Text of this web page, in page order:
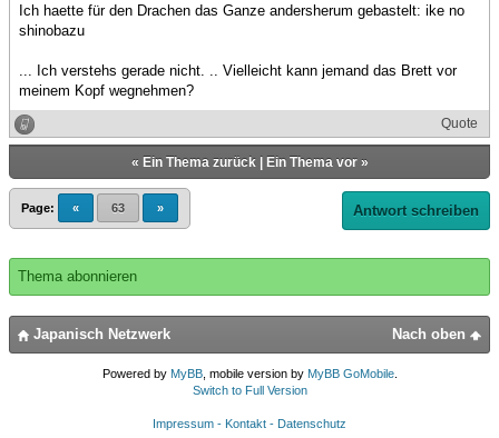
Ich haette für den Drachen das Ganze andersherum gebastelt: ike no
shinobazu
... Ich verstehs gerade nicht. .. Vielleicht kann jemand das Brett vor
meinem Kopf wegnehmen?
Quote
« Ein Thema zurück| Ein Thema vor»
Page: « 63 » Antwort schreiben
Thema abonnieren
Nach oben
Japanisch Netzwerk
Powered by MyBB, mobile version by MyBB GoMobile.
Switch to Full Version
Impressum - Kontakt - Datenschutz